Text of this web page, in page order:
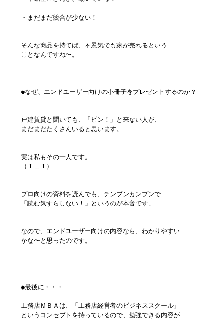
・まだまだ競合が少ない！
そんな商品を持てば、不景気でも家が売れるという
ことなんですね〜。
●なぜ、エンドユーザー向けの小冊子をプレゼントするのか？
戸建賃貸と聞いても、「ピン！」と来ない人が、
まだまだたくさんいると思います。
実は私もその一人です。
（Ｔ＿Ｔ）
プロ向けの資料を読んでも、チンプンカンプンで
「読む気すらしない！」というのが本音です。
なので、エンドユーザー向けの内容なら、わかりやすい
かな〜と思ったのです。
●最後に・・・
工務店ＭＢＡは、「工務店経営者のビジネススクール」
というコンセプトを持っているので、勉強できる内容が